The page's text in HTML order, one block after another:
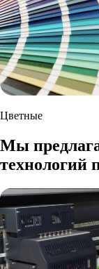
Цветные
Мы
технологий